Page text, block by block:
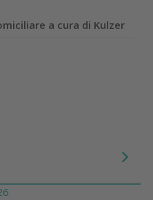
a cura di Kulzer